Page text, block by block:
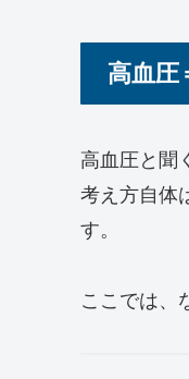
高血圧
高血圧と聞
考え方自体
す。
ここでは、